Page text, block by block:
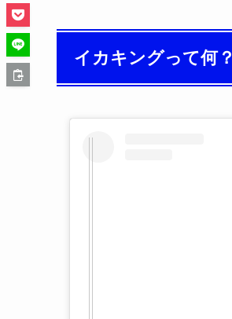
イカキングって何？